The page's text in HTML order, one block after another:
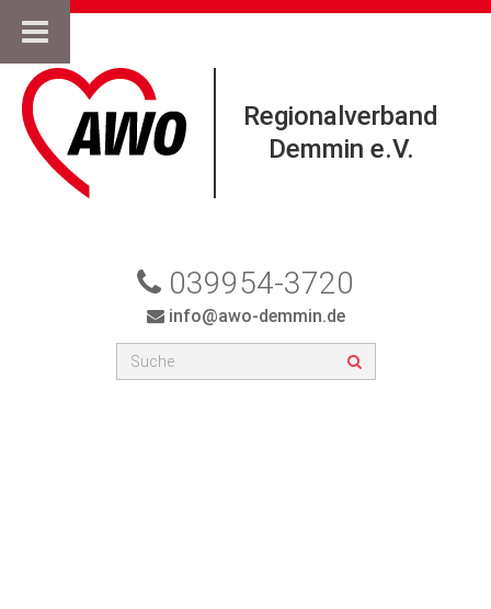
Regionalverband
Demmin e.V.
039954-3720
info@awo-demmin.de